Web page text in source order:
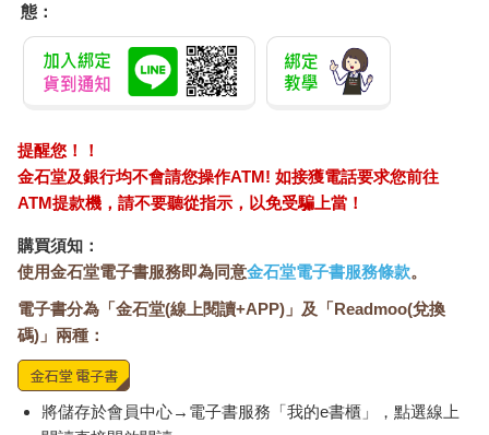
態：
提醒您！！
金石堂及銀行均不會請您操作ATM! 如接獲電話要求您前往
ATM提款機，請不要聽從指示，以免受騙上當！
購買須知：
使用金石堂電子書服務即為同意金石堂電子書服務條款。
電子書分為「金石堂(線上閱讀+APP)」及「Readmoo(兌換
碼)」兩種：
將儲存於會員中心→電子書服務「我的e書櫃」，點選線上